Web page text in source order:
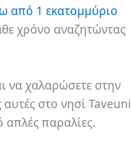
από 1 εκατομμύριο
χρόνο αναζητώντας
να χαλαρώσετε στην
στο νησί Taveuni
παραλίες.